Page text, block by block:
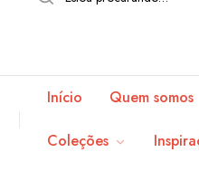
Início Quem somos
Coleções